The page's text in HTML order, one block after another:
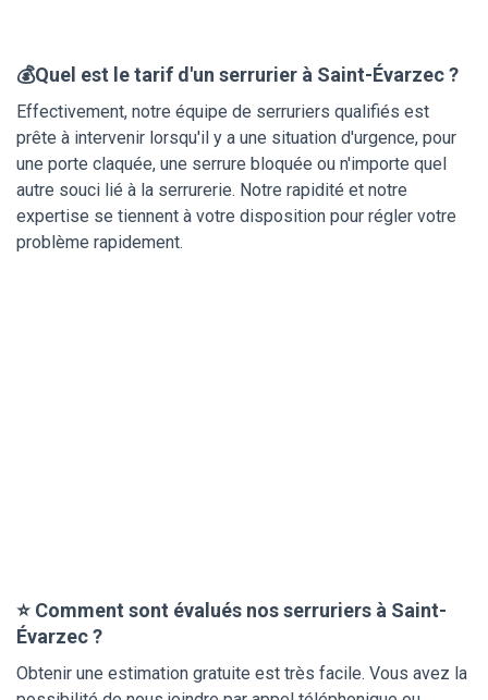
💰Quel est le tarif d'un serrurier à Saint-Évarzec ?
Effectivement, notre équipe de serruriers qualifiés est
prête à intervenir lorsqu'il y a une situation d'urgence, pour
une porte claquée, une serrure bloquée ou n'importe quel
autre souci lié à la serrurerie. Notre rapidité et notre
expertise se tiennent à votre disposition pour régler votre
problème rapidement.
⭐ Comment sont évalués nos serruriers à Saint-
Évarzec ?
Obtenir une estimation gratuite est très facile. Vous avez la